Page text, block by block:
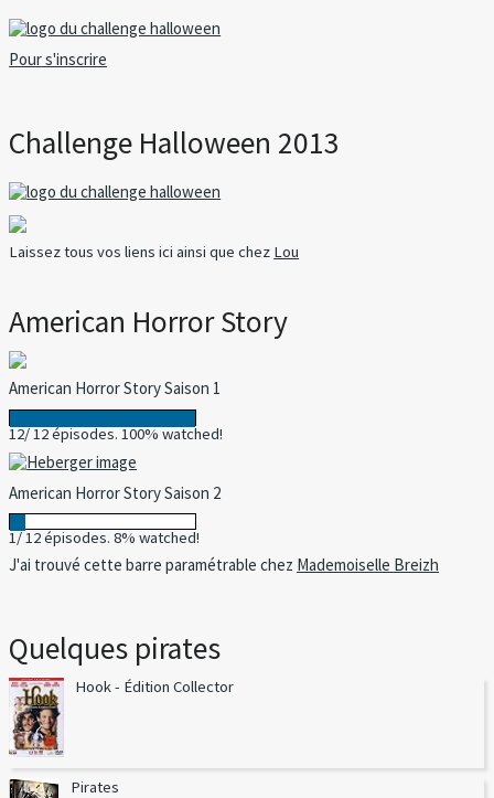
Pour s'inscrire
Challenge Halloween 2013
Laissez tous vos liens ici ainsi que chez Lou
American Horror Story
American Horror Story Saison 1
12/ 12 épisodes. 100% watched!
American Horror Story Saison 2
1/ 12 épisodes. 8% watched!
J'ai trouvé cette barre paramétrable chez Mademoiselle Breizh
Quelques pirates
Hook - Édition Collector
Pirates